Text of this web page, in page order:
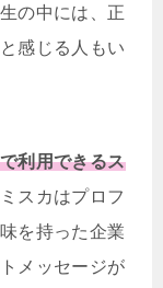
の中には、正
感じる人もい
利用できるス
スカはプロフ
を持った企業
メッセージが